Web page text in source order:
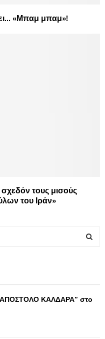
«Μπαμ μπαμ»!
τους μισούς
του Ιράν»
A
ΚΑΛΔΑΡΑ” στο